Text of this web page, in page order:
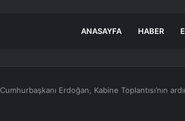
ANASAYFA HABER
Cumhurbaşkanı Erdoğan, Kabine Toplantısı’nın